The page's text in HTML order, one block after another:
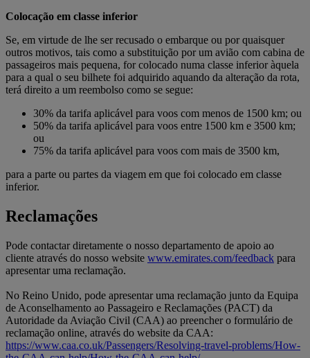
Colocação em classe inferior
Se, em virtude de lhe ser recusado o embarque ou por quaisquer
outros motivos, tais como a substituição por um avião com cabina de
passageiros mais pequena, for colocado numa classe inferior àquela
para a qual o seu bilhete foi adquirido aquando da alteração da rota,
terá direito a um reembolso como se segue:
30% da tarifa aplicável para voos com menos de 1500 km; ou
50% da tarifa aplicável para voos entre 1500 km e 3500 km;
ou
75% da tarifa aplicável para voos com mais de 3500 km,
para a parte ou partes da viagem em que foi colocado em classe
inferior.
Reclamações
Pode contactar diretamente o nosso departamento de apoio ao
cliente através do nosso website www.emirates.com/feedback para
apresentar uma reclamação.
No Reino Unido, pode apresentar uma reclamação junto da Equipa
de Aconselhamento ao Passageiro e Reclamações (PACT) da
Autoridade da Aviação Civil (CAA) ao preencher o formulário de
reclamação online, através do website da CAA:
https://www.caa.co.uk/Passengers/Resolving-travel-problems/How-